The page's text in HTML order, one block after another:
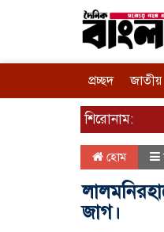
প্রচ্ছদ জাতীয়
শিরোনাম:
হোম
জাগ।